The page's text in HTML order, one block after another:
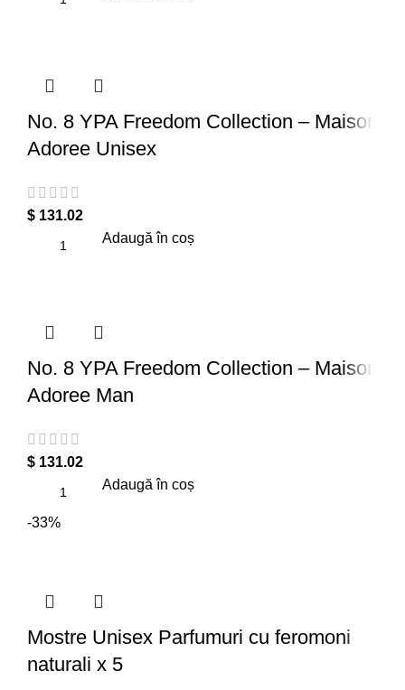
No. 8 YPA Freedom Collection – Maison
Adoree Unisex
$ 131.02
Adaugă în coș
No. 8 YPA Freedom Collection – Maison
Adoree Man
$ 131.02
Adaugă în coș
-33%
Mostre Unisex Parfumuri cu feromoni
naturali x 5